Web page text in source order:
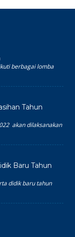
berbagai lomba
Tahun
akan dilaksanakan
Baru Tahun
didik baru tahun